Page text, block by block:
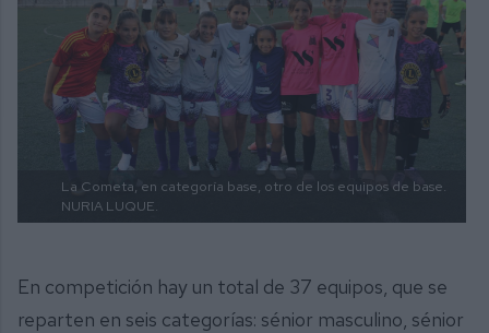
La Cometa, en categoría base, otro de los equipos de base.
NURIA LUQUE.
En competición hay un total de 37 equipos, que se
reparten en seis categorías: sénior masculino, sénior